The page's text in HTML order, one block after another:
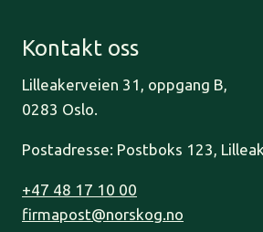
Kontakt oss
Lilleakerveien 31, oppgang B,
0283 Oslo.
Postadresse: Postboks 123,
+47 48 17 10 00
firmapost@norskog.no